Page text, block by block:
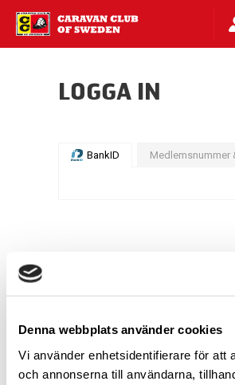
Denna webbplats använder cookies
Vi använder enhetsidentifierare för att
och annonserna till användarna,
LOGGA IN
BankID Medlemsnummer